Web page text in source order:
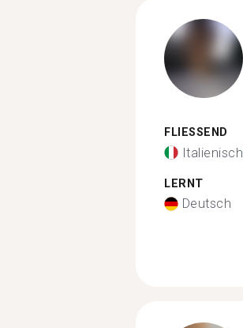
FLIESSEND
Italienisch
LERNT
Deutsch